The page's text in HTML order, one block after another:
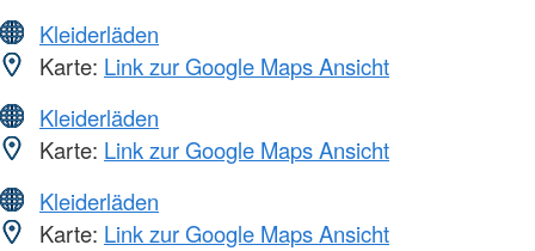
Kleiderläden
Karte: Link zur Google Maps Ansicht
Kleiderläden
Karte: Link zur Google Maps Ansicht
Kleiderläden
Karte: Link zur Google Maps Ansicht